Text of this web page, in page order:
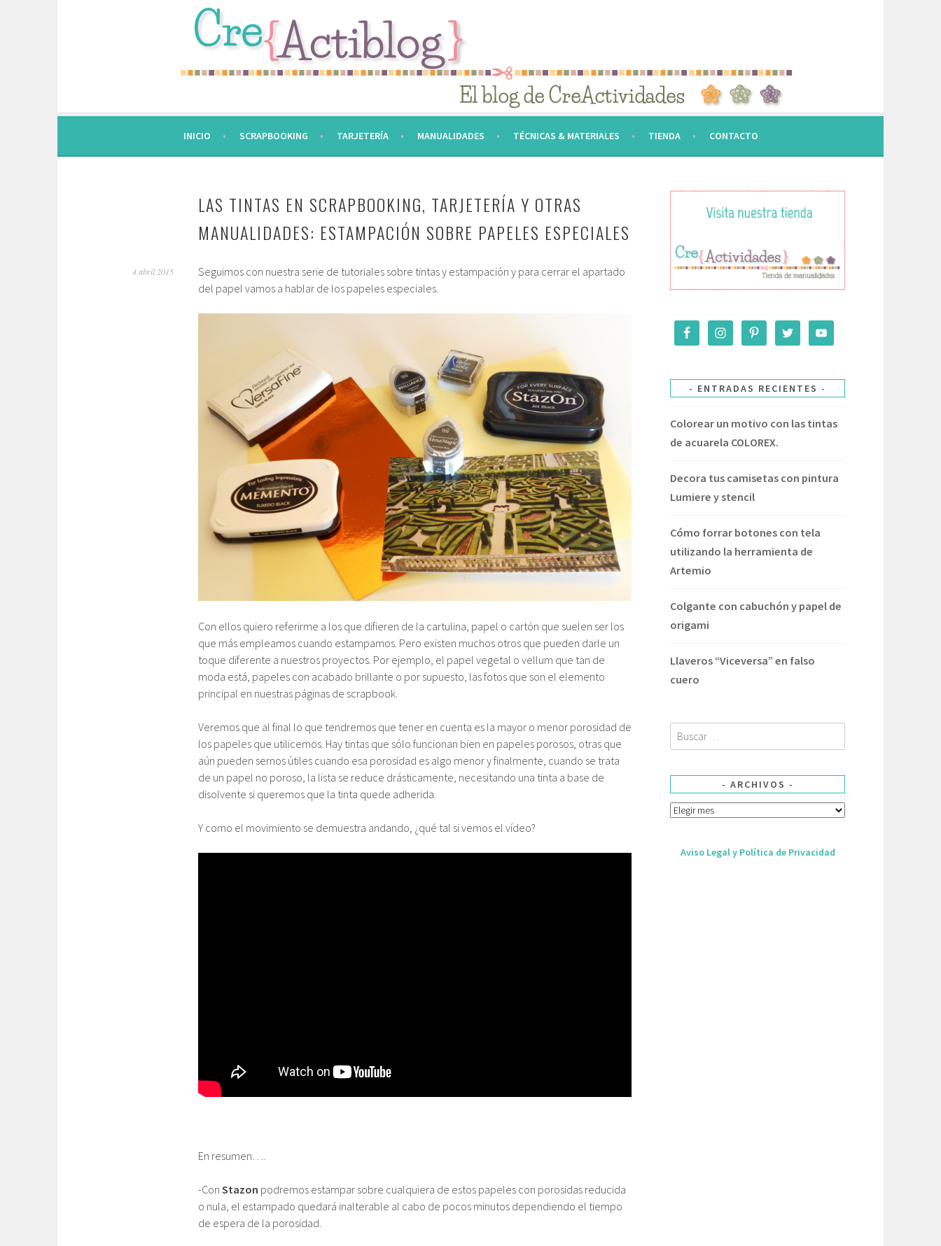
INICIO SCRAPBOOKING TARJETERÍA MANUALIDADES TÉCNICAS & MATERIALES TIENDA CONTACTO
LAS TINTAS EN SCRAPBOOKING, TARJETERÍA Y OTRAS
MANUALIDADES: ESTAMPACIÓN SOBRE PAPELES ESPECIALES
4 abril 2015
Seguimos con nuestra serie de tutoriales sobre tintas y estampación y para cerrar el apartado
del papel vamos a hablar de los papeles especiales.
Con ellos quiero referirme a los que difieren de la cartulina, papel o cartón que suelen ser los
que más empleamos cuando estampamos. Pero existen muchos otros que pueden darle un
toque diferente a nuestros proyectos. Por ejemplo, el papel vegetal o vellum que tan de
moda está, papeles con acabado brillante o por supuesto, las fotos que son el elemento
principal en nuestras páginas de scrapbook.
Veremos que al final lo que tendremos que tener en cuenta es la mayor o menor porosidad de
los papeles que utilicemos. Hay tintas que sólo funcionan bien en papeles porosos, otras que
aún pueden sernos útiles cuando esa porosidad es algo menor y finalmente, cuando se trata
de un papel no poroso, la lista se reduce drásticamente, necesitando una tinta a base de
disolvente si queremos que la tinta quede adherida.
Y como el movimiento se demuestra andando, ¿qué tal si vemos el vídeo?
En resumen….
-Con Stazon podremos estampar sobre cualquiera de estos papeles con porosidas reducida
o nula, el estampado quedará inalterable al cabo de pocos minutos dependiendo el tiempo
de espera de la porosidad.
ENTRADAS RECIENTES
Colorear un motivo con las tintas
de acuarela COLOREX.
Decora tus camisetas con pintura
Lumiere y stencil
Cómo forrar botones con tela
utilizando la herramienta de
Artemio
Colgante con cabuchón y papel de
origami
Llaveros “Viceversa” en falso
cuero
Buscar:
ARCHIVOS
Archivos
Aviso Legal y Política de Privacidad